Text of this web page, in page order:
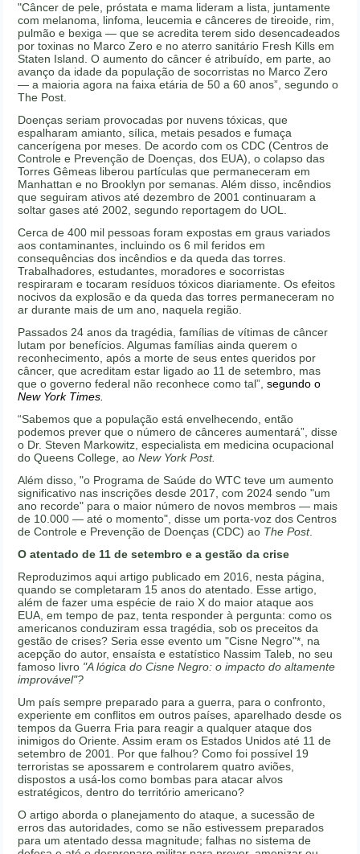
"Câncer de pele, próstata e mama lideram a lista, juntamente
com melanoma, linfoma, leucemia e cânceres de tireoide, rim,
pulmão e bexiga — que se acredita terem sido desencadeados
por toxinas no Marco Zero e no aterro sanitário Fresh Kills em
Staten Island. O aumento do câncer é atribuído, em parte, ao
avanço da idade da população de socorristas no Marco Zero
— a maioria agora na faixa etária de 50 a 60 anos”, segundo o
The Post.
Doenças seriam provocadas por nuvens tóxicas, que
espalharam amianto, sílica, metais pesados e fumaça
cancerígena por meses. De acordo com os CDC (Centros de
Controle e Prevenção de Doenças, dos EUA), o colapso das
Torres Gêmeas liberou partículas que permaneceram em
Manhattan e no Brooklyn por semanas. Além disso, incêndios
que seguiram ativos até dezembro de 2001 continuaram a
soltar gases até 2002, segundo reportagem do UOL.
Cerca de 400 mil pessoas foram expostas em graus variados
aos contaminantes, incluindo os 6 mil feridos em
consequências dos incêndios e da queda das torres.
Trabalhadores, estudantes, moradores e socorristas
respiraram e tocaram resíduos tóxicos diariamente. Os efeitos
nocivos da explosão e da queda das torres permaneceram no
ar durante mais de um ano, naquela região.
Passados 24 anos da tragédia, famílias de vítimas de câncer
lutam por benefícios. Algumas famílias ainda querem o
reconhecimento, após a morte de seus entes queridos por
câncer, que acreditam estar ligado ao 11 de setembro, mas
que o governo federal não reconhece como tal”,segundo o
New York Times.
“Sabemos que a população está envelhecendo, então
podemos prever que o número de cânceres aumentará”, disse
o Dr. Steven Markowitz, especialista em medicina ocupacional
do Queens College, aoNew York Post.
Além disso, "o Programa de Saúde do WTC teve um aumento
significativo nas inscrições desde 2017, com 2024 sendo "um
ano recorde" para o maior número de novos membros — mais
de 10.000 — até o momento", disse um porta-voz dos Centros
de Controle e Prevenção de Doenças (CDC) ao The Post.
O atentado de 11 de setembro e a gestão da crise
Reproduzimos aqui artigo publicado em 2016, nesta página,
quando se completaram 15 anos do atentado. Esse artigo,
além de fazer uma espécie de raio X do maior ataque aos
EUA, em tempo de paz, tenta responder à pergunta: como os
americanos conduziram essa tragédia, sob os preceitos da
gestão de crises? Seria esse evento um "Cisne Negro"*, na
acepção do autor, ensaísta e estatístico Nassim Taleb, no seu
famoso livro "A lógica do Cisne Negro: o impacto do altamente
improvável"?
Um país sempre preparado para a guerra, para o confronto,
experiente em conflitos em outros países, aparelhado desde os
tempos da Guerra Fria para reagir a qualquer ataque dos
inimigos do Oriente. Assim eram os Estados Unidos até 11 de
setembro de 2001. Por que falhou? Como foi possível 19
terroristas se apossarem e controlarem quatro aviões,
dispostos a usá-los como bombas para atacar alvos
estratégicos, dentro do território americano?
O artigo aborda o planejamento do ataque, a sucessão de
erros das autoridades, como se não estivessem preparados
para um atentado dessa magnitude; falhas no sistema de